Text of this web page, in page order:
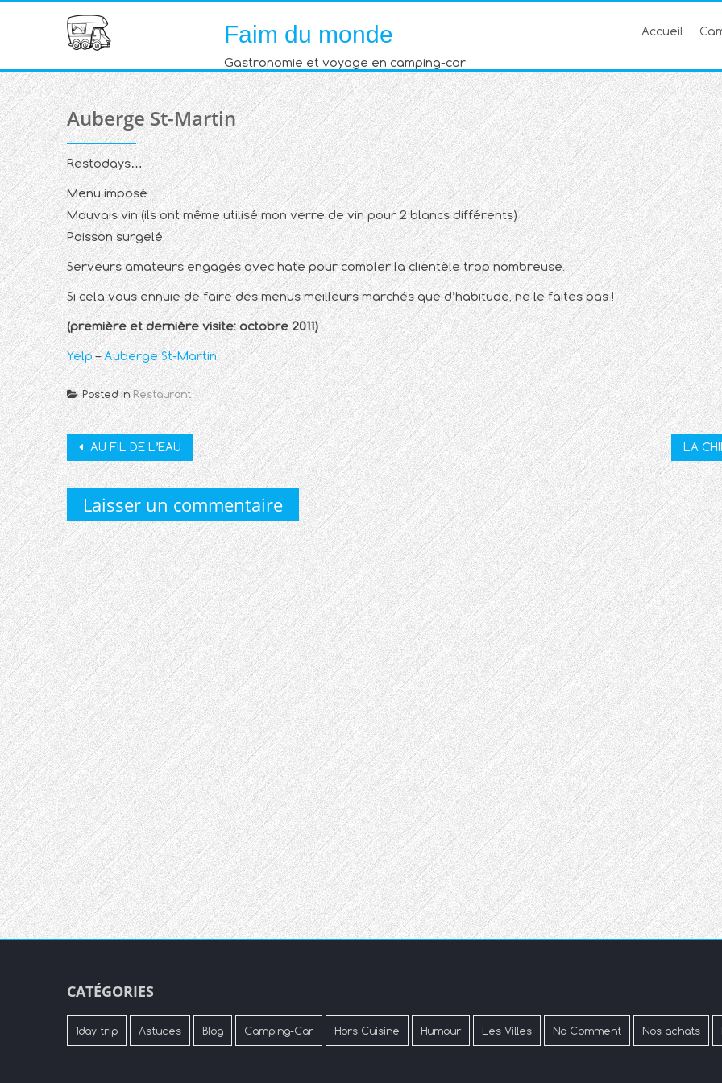
Faim du monde
Gastronomie et voyage en camping-car
Accueil
Auberge St-Martin
Restodays…
Menu imposé.
Mauvais vin (ils ont même utilisé mon verre de vin pour 2 blancs différents)
Poisson surgelé.
Serveurs amateurs engagés avec hate pour combler la clientèle trop nombreuse.
Si cela vous ennuie de faire des menus meilleurs marchés que d’habitude, ne le faites pas !
(première et dernière visite: octobre 2011)
Yelp–Auberge St-Martin
Posted inRestaurant
Post
navigation
AU FIL DE L’EAU LA
Laisser un commentaire
CATÉGORIES
1day trip Astuces Blog Camping-Car Hors Cuisine Humour Les Villes No Comment Nos achats